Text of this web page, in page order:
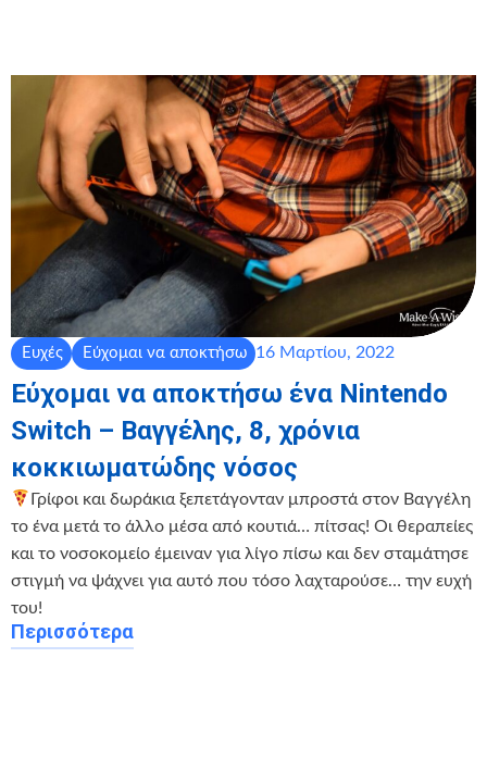
Ευχές Εύχομαι να αποκτήσω 16 Μαρτίου, 2022
Εύχομαι να αποκτήσω ένα Nintendo
Switch – Βαγγέλης, 8, χρόνια
κοκκιωματώδης νόσος
Γρίφοι και δωράκια ξεπετάγονταν μπροστά στον Βαγγέλη
το ένα μετά το άλλο μέσα από κουτιά… πίτσας! Οι θεραπείες
και το νοσοκομείο έμειναν για λίγο πίσω και δεν σταμάτησε
στιγμή να ψάχνει για αυτό που τόσο λαχταρούσε… την ευχή
του!
Περισσότερα